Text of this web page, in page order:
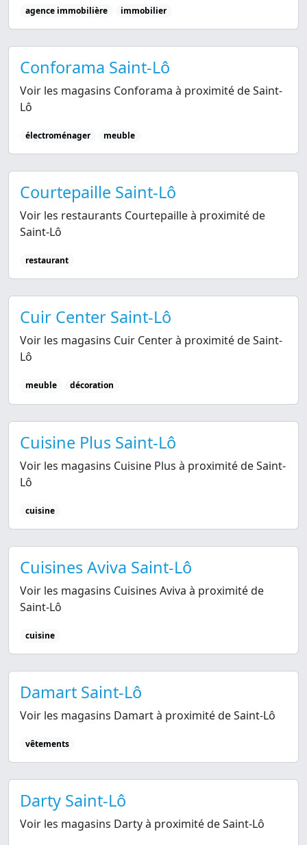
agence immobilière immobilier
Conforama Saint-Lô
Voir les magasins Conforama à proximité de Saint-
Lô
électroménager meuble
Courtepaille Saint-Lô
Voir les restaurants Courtepaille à proximité de
Saint-Lô
restaurant
Cuir Center Saint-Lô
Voir les magasins Cuir Center à proximité de Saint-
Lô
meuble décoration
Cuisine Plus Saint-Lô
Voir les magasins Cuisine Plus à proximité de Saint-
Lô
cuisine
Cuisines Aviva Saint-Lô
Voir les magasins Cuisines Aviva à proximité de
Saint-Lô
cuisine
Damart Saint-Lô
Voir les magasins Damart à proximité de Saint-Lô
vêtements
Darty Saint-Lô
Voir les magasins Darty à proximité de Saint-Lô